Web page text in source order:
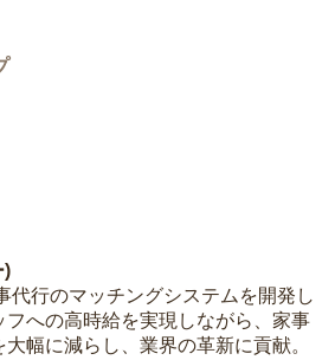
)
代行のマッチングシステムを開発し
フへの高時給を実現しながら、家事
幅に減らし、業界の革新に貢献。